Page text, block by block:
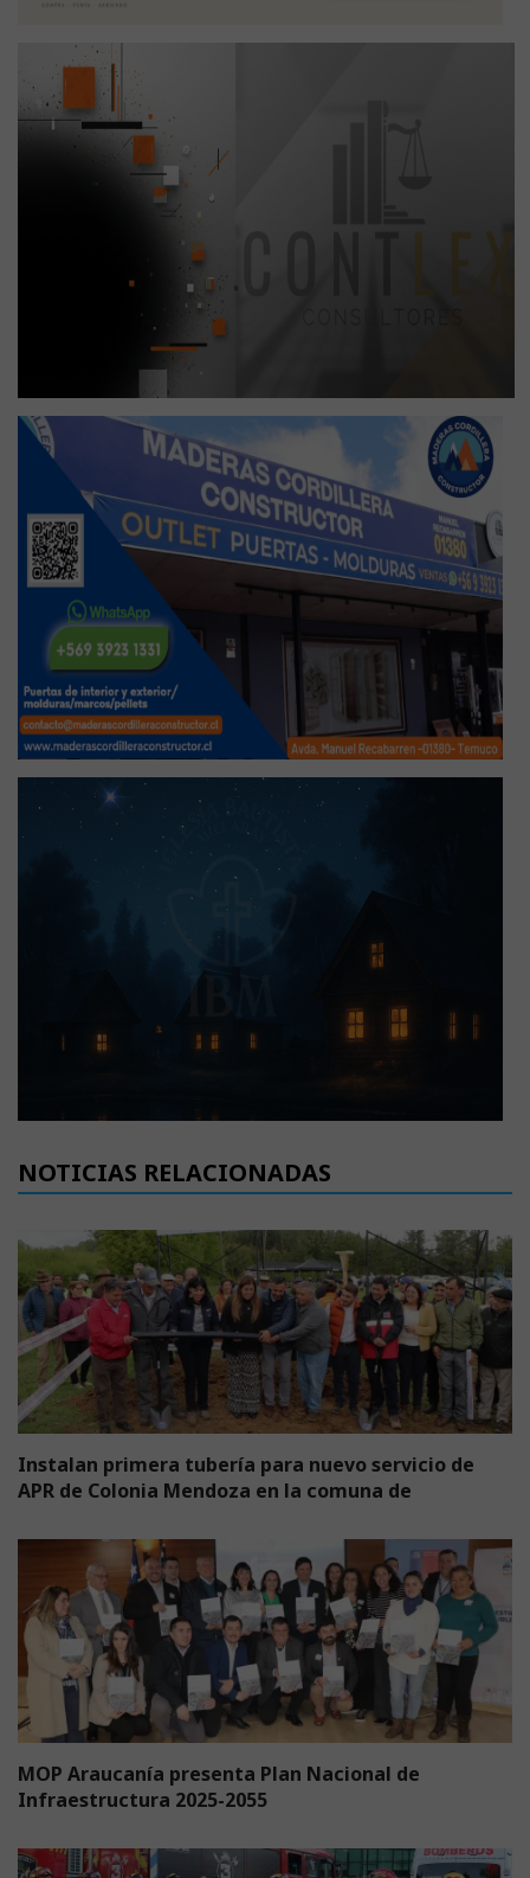
NOTICIAS RELACIONADAS
Instalan primera tubería para nuevo servicio de
APR de Colonia Mendoza en la comuna de
MOP Araucanía presenta Plan Nacional de
Infraestructura 2025-2055